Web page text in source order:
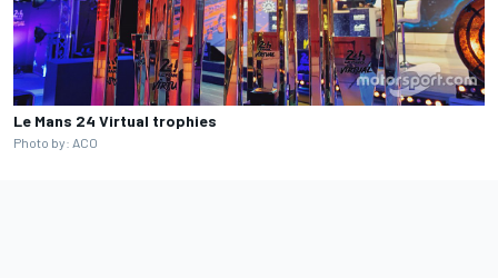
Le Mans 24 Virtual trophies
Photo by: ACO